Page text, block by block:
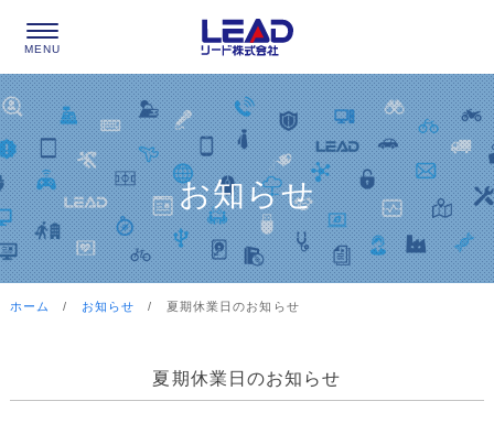
お知らせ
ホーム / お知らせ / 夏期休業日のお知らせ
夏期休業日のお知らせ